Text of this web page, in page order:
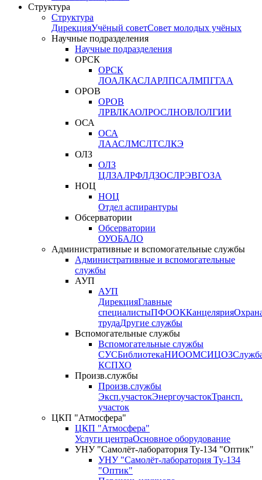
Структура
Структура
ДирекцияУчёный советСовет молодых учёных
Научные подразделения
Научные подразделения
ОРСК
ОРСК
ЛОАЛКАСЛАРЛПСАЛМПГГАА
ОРОВ
ОРОВ
ЛРВЛКАОЛРОСЛНОВЛОЛГИИ
ОСА
ОСА
ЛААСЛМСЛТСЛКЭ
ОЛЗ
ОЛЗ
ЦЛЗАЛРФЛДЗОСЛРЭВГОЗА
НОЦ
НОЦ
Отдел аспирантуры
Обсерватории
Обсерватории
ОУОБАЛО
Административные и вспомогательные службы
Административные и вспомогательные
службы
АУП
АУП
ДирекцияГлавные
специалистыПФООККанцелярия
трудаДругие службы
Вспомогательные службы
Вспомогательные службы
СУСБиблиотекаНИООМСИЦОЗ
КСПХО
Произв.службы
Произв.службы
Эксп.участокЭнергоучастокТрансп.
участок
ЦКП "Атмосфера"
ЦКП "Атмосфера"
Услуги центраОсновное оборудование
УНУ "Самолёт-лаборатория Ту-134 "Оптик"
УНУ "Самолёт-лаборатория Ту-134
"Оптик"